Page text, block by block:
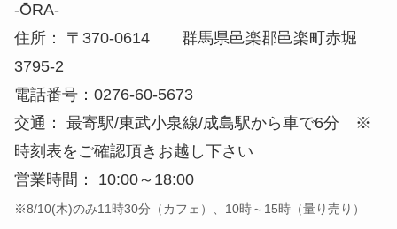
-ŌRA-
住所： 〒370-0614 群馬県邑楽郡邑楽町赤堀
3795-2
電話番号：0276-60-5673
交通： 最寄駅/東武小泉線/成島駅から車で6分 ※
時刻表をご確認頂きお越し下さい
営業時間： 10:00～18:00
※8/10(木)のみ11時30分（カフェ）、10時～15時（量り売り）